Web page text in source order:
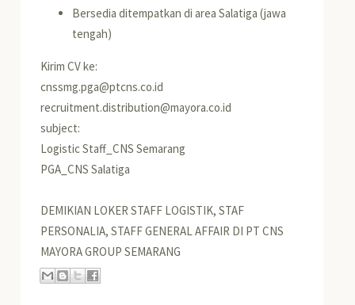
Bersedia ditempatkan di area Salatiga (jawa
tengah)
Kirim CV ke:
cnssmg.pga@ptcns.co.id
recruitment.distribution@mayora.co.id
subject:
Logistic Staff_CNS Semarang
PGA_CNS Salatiga
DEMIKIAN LOKER STAFF LOGISTIK, STAF
PERSONALIA, STAFF GENERAL AFFAIR DI PT CNS
MAYORA GROUP SEMARANG